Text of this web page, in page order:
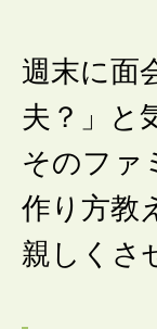
週末に面
夫？」と
そのファ
作り方教
親しくさ